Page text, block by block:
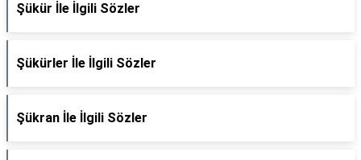
Şükür İle İlgili Sözler
Şükürler İle İlgili Sözler
Şükran İle İlgili Sözler